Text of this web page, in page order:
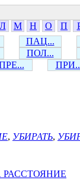
Л М Н О П
ПАЦ...
ПОЛ...
, УБИРАТЬ,
РАССТОЯНИЕ